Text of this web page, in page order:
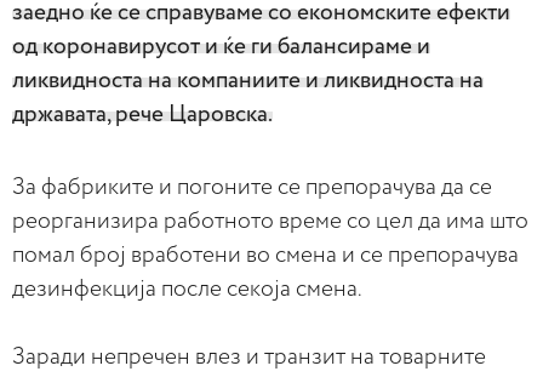
заедно ќе се справуваме со економските ефекти
од коронавирусот и ќе ги балансираме и
ликвидноста на компаниите и ликвидноста на
државата, рече Царовска.
За фабриките и погоните се препорачува да се
реорганизира работното време со цел да има што
помал број вработени во смена и се препорачува
дезинфекција после секоја смена.
Заради непречен влез и транзит на товарните